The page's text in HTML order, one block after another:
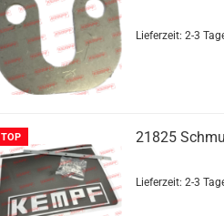
Lieferzeit: 2-3
TOP 21825
Lieferzeit: 2-3